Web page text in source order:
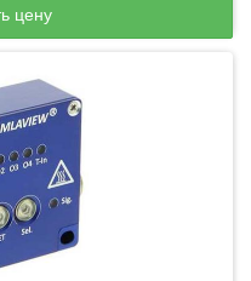
цену